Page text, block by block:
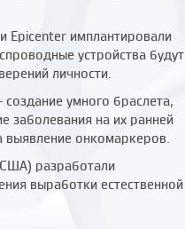
имплантировали
устройства будут
личности.
умного браслета,
заболевания на их ранней
выявление онкомаркеров.
разработали
выработки естественной